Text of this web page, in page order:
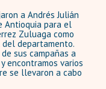
a Andrés Julián
Antioquia para el
Zuluaga como
departamento.
sus campañas a
encontramos varios
se llevaron a cabo